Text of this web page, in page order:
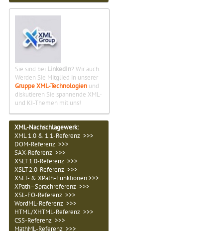
Sie sind bei LinkedIn? Wir auch.
Werden Sie Mitglied in unserer
Gruppe XML-Technologien und
diskutieren Sie spannende XML-
und KI-Themen mit uns!
XML-Nachschlagewerk:
XML 1.0 & 1.1-Referenz >>>
DOM-Referenz >>>
SAX-Referenz >>>
XSLT 1.0-Referenz >>>
XSLT 2.0-Referenz >>>
XSLT- & XPath-Funktionen >>>
XPath–Sprachreferenz >>>
XSL-FO-Referenz >>>
WordML-Referenz >>>
HTML/XHTML-Referenz >>>
CSS-Referenz >>>
MathML-Referenz >>>